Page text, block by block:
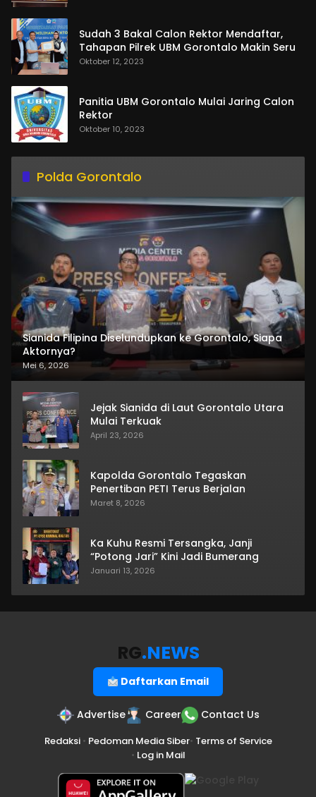
Sudah 3 Bakal Calon Rektor Mendaftar,
Tahapan Pilrek UBM Gorontalo Makin Seru
Oktober 12, 2023
Panitia UBM Gorontalo Mulai Jaring Calon
Rektor
Oktober 10, 2023
Polda Gorontalo
Sianida Filipina Diselundupkan ke Gorontalo, Siapa
Aktornya?
Mei 6, 2026
Jejak Sianida di Laut Gorontalo Utara
Mulai Terkuak
April 23, 2026
Kapolda Gorontalo Tegaskan
Penertiban PETI Terus Berjalan
Maret 8, 2026
Ka Kuhu Resmi Tersangka, Janji
“Potong Jari” Kini Jadi Bumerang
Januari 13, 2026
RG.NEWS
Daftarkan Email
Advertise Career Contact Us
Redaksi• Pedoman Media Siber• Terms of Service
• Log in Mail